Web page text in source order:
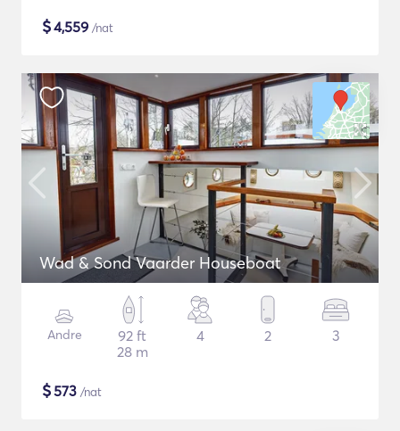
$4,559 /nat
Wad & Sond Vaarder Houseboat
Andre
92 ft
28 m
4 2 3
$573 /nat